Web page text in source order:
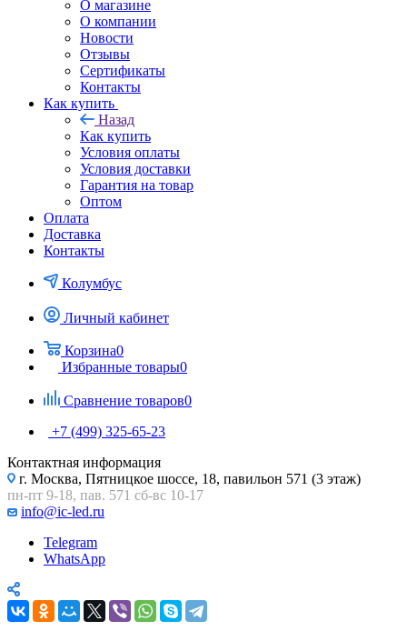
О магазине
О компании
Новости
Отзывы
Сертификаты
Контакты
Как купить
Назад
Как купить
Условия оплаты
Условия доставки
Гарантия на товар
Оптом
Оплата
Доставка
Контакты
Колумбус
Личный кабинет
Корзина0
Избранные товары0
Сравнение товаров0
+7 (499) 325-65-23
Контактная информация
г. Москва, Пятницкое шоссе, 18, павильон 571 (3 этаж)
пн-пт 9-18, пав. 571 сб-вс 10-17
info@ic-led.ru
Telegram
WhatsApp